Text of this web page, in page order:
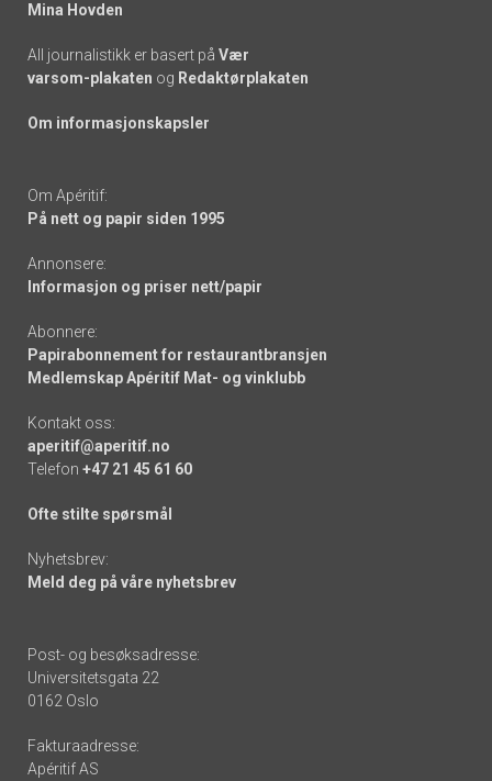
Mina Hovden
All journalistikk er basert på Vær
varsom-plakaten og Redaktørplakaten
Om informasjonskapsler
Om Apéritif:
På nett og papir siden 1995
Annonsere:
Informasjon og priser nett/papir
Abonnere:
Papirabonnement for restaurantbransjen
Medlemskap Apéritif Mat- og vinklubb
Kontakt oss:
aperitif@aperitif.no
Telefon +47 21 45 61 60
Ofte stilte spørsmål
Nyhetsbrev:
Meld deg på våre nyhetsbrev
Post- og besøksadresse:
Universitetsgata 22
0162 Oslo
Fakturaadresse:
Apéritif AS